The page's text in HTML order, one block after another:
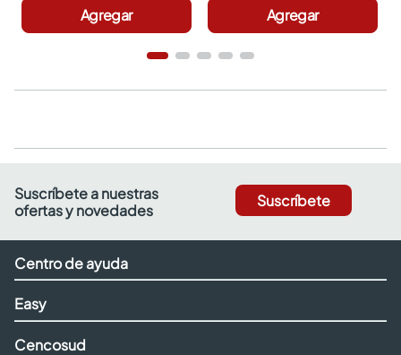
Agregar Agregar
Suscríbete a nuestras
ofertas y novedades
Suscríbete
Centro de ayuda
Easy
Cencosud